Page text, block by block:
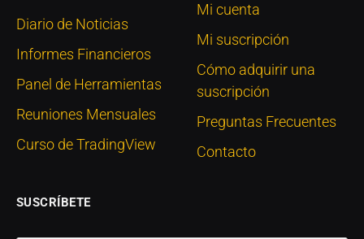
Diario de Noticias
Informes Financieros
Panel de Herramientas
Reuniones Mensuales
Curso de TradingView
Mi cuenta
Mi suscripción
Cómo adquirir una
suscripción
Preguntas Frecuentes
Contacto
SUSCRÍBETE